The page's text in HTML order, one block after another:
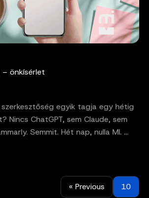
– önkísérlet
egyik tagja egy hétig
Nincs ChatGPT, sem Claude, sem
Semmit. Hét nap, nulla MI. ...
« Previous 10